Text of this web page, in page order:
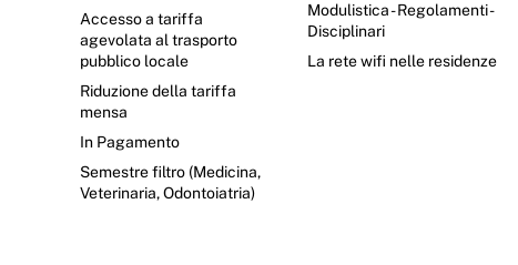
Accesso a tariffa
agevolata al trasporto
pubblico locale
Riduzione della tariffa
mensa
In Pagamento
Semestre filtro (Medicina,
Veterinaria, Odontoiatria)
Modulistica - Regolamenti -
Disciplinari
La rete wifi nelle residenze